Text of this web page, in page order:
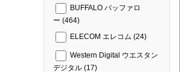
BUFFALO バッファロ
ー (464)
ELECOM エレコム (24)
Western Digital ウエスタン
デジタル (17)